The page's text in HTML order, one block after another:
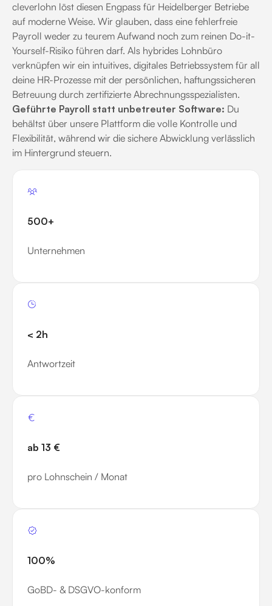
cleverlohn löst diesen Engpass für Heidelberger Betriebe
auf moderne Weise. Wir glauben, dass eine fehlerfreie
Payroll weder zu teurem Aufwand noch zum reinen Do-it-
Yourself-Risiko führen darf. Als hybrides Lohnbüro
verknüpfen wir ein intuitives, digitales Betriebssystem für all
deine HR-Prozesse mit der persönlichen, haftungssicheren
Betreuung durch zertifizierte Abrechnungsspezialisten.
Geführte Payroll statt unbetreuter Software: Du
behältst über unsere Plattform die volle Kontrolle und
Flexibilität, während wir die sichere Abwicklung verlässlich
im Hintergrund steuern.
500+
Unternehmen
< 2h
Antwortzeit
ab 13 €
pro Lohnschein / Monat
100%
GoBD- & DSGVO-konform